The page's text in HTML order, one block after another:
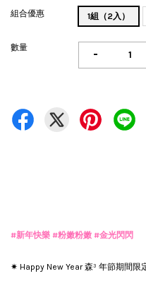
組合優惠 1組（2入）
數量
-
#新年快樂 #粉嫩粉嫩 #金光閃閃
✷ Happy New Year 森³ 年節期間限